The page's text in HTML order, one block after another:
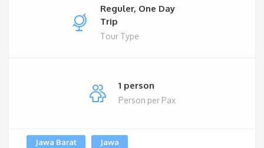
Reguler, One Day
Trip
Tour Type
1 person
Person per Pax
Jawa Barat Jawa